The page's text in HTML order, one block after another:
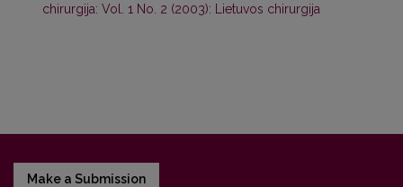
chirurgija: Vol. 1 No. 2 (2003): Lietuvos chirurgija
Make a Submission